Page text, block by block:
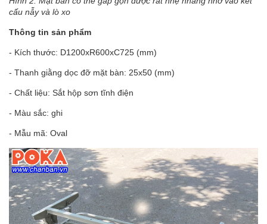
cấu nẫy và lò xo
Thông tin sản phẩm
- Kích thước: D1200xR600xC725 (mm)
- Thanh giằng dọc đỡ mặt bàn: 25x50 (mm)
- Chất liệu: Sắt hộp sơn tĩnh điện
- Màu sắc: ghi
- Mẫu mã: Oval